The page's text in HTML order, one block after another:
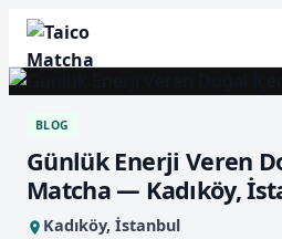
BLOG
Günlük Enerji Veren
Matcha — Kadıköy,
Kadıköy, İstanbul